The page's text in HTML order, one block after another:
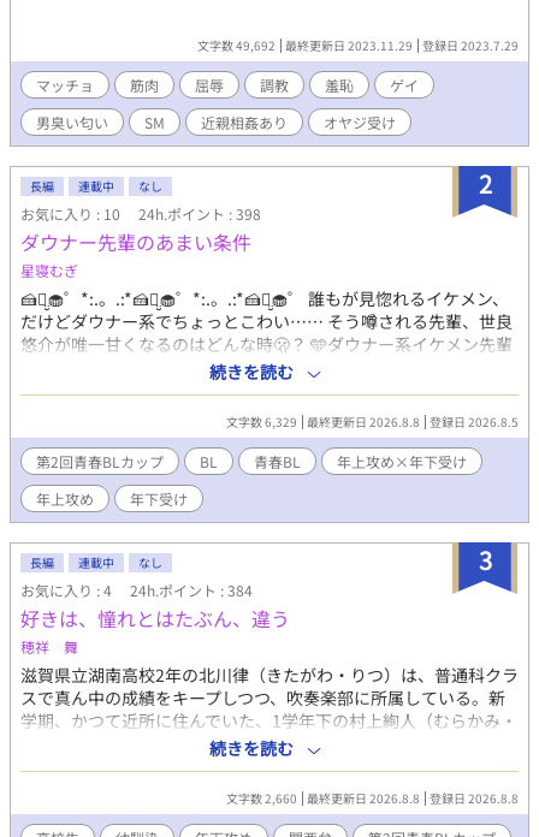
文字数 49,692 最終更新日 2023.11.29 登録日 2023.7.29
マッチョ 筋肉 屈辱 調教 羞恥
ゲイ
男臭い匂い
SM 近親相姦あり オヤジ受け
2
長編 連載中 なし
お気に入り : 10 24h.ポイント : 398
ダウナー先輩のあまい条件
星寝むぎ
🍰ꪔ̤̮🧁゜*:.。.:*🍰ꪔ̤̮🧁゜*:.。.:*🍰ꪔ̤̮🧁゜ 誰もが見惚れるイケメン、
だけどダウナー系でちょっとこわい…… そう噂される先輩、世良
悠介が唯一甘くなるのはどんな時🫢？ 🩵ダウナー系イケメン先輩
×方言男子後輩🩵 🍰ꪔ̤̮🧁゜*:.。.:*🍰ꪔ̤̮🧁゜*:.。.:*🍰ꪔ̤̮🧁゜ 🌟受け→
七原真白(高１) 熊本から転校してきた。引っ込み思案。ふわふわ
のくせっ毛。甘いものがだいすき。訛りがあるのを気にしてい
て、昼休みは教室から逃げ出すようにしてひとりで過ごしている
🌟攻め→世良悠介(高２) ダウナー系、ゆるいパーマのセンターパ
ート、ピアスたくさん。学校に知らない人はいないほどのイケメ
ン。騒がれるのはめんどくさい。周りには内緒にしているとある
趣味がある ෆ˚*あらすじෆ˚* 熊本から神奈川に転校してきた高校1
年生、七原真白。緑化委員会の活動に参加していた放課後、驚く
ほどのイケメン・世良悠介に｢誰かが俺を探しにきても、絶対に言
うな｣と匿うように頼まれてしまう。 その出会いをきっかけに、ふ
たりは昼休みを共有するようになり…… お弁当のおかずとお菓子
の交換こ、女子の先輩にふたりの仲を阻まれたり、横浜デートを
したり♡ 様々な出来事を通して少しずつ近づくふたりの恋を、ぜ
ひ覗きにきてください（🫶🏻︎'-'）♡
続きを読む
文字数 6,329 最終更新日 2026.8.8 登録日 2026.8.5
第2回青春BLカップ BL 青春BL
年上攻め×年下受け
年上攻め
年下受け
3
長編 連載中 なし
お気に入り : 4 24h.ポイント : 384
好きは、憧れとはたぶん、違う
穂祥 舞
滋賀県立湖南高校2年の北川律（きたがわ・りつ）は、普通科クラ
スで真ん中の成績をキープしつつ、吹奏楽部に所属している。新
学期、かつて近所に住んでいた、1学年下の村上絢人（むらかみ・
あやと）が突然教室にやってきた。絢人は引っ越し先の熊本から
滋賀に戻ってきたのだったが、小学生の頃のひ弱な印象と違い、
背も伸びてイケメンに成長していた。律は絢人を吹奏楽部に勧誘
するが、絢人は手芸部に入部を決めていると答える。 律は双子の
続きを読む
文字数 2,660 最終更新日 2026.8.8 登録日 2026.8.8